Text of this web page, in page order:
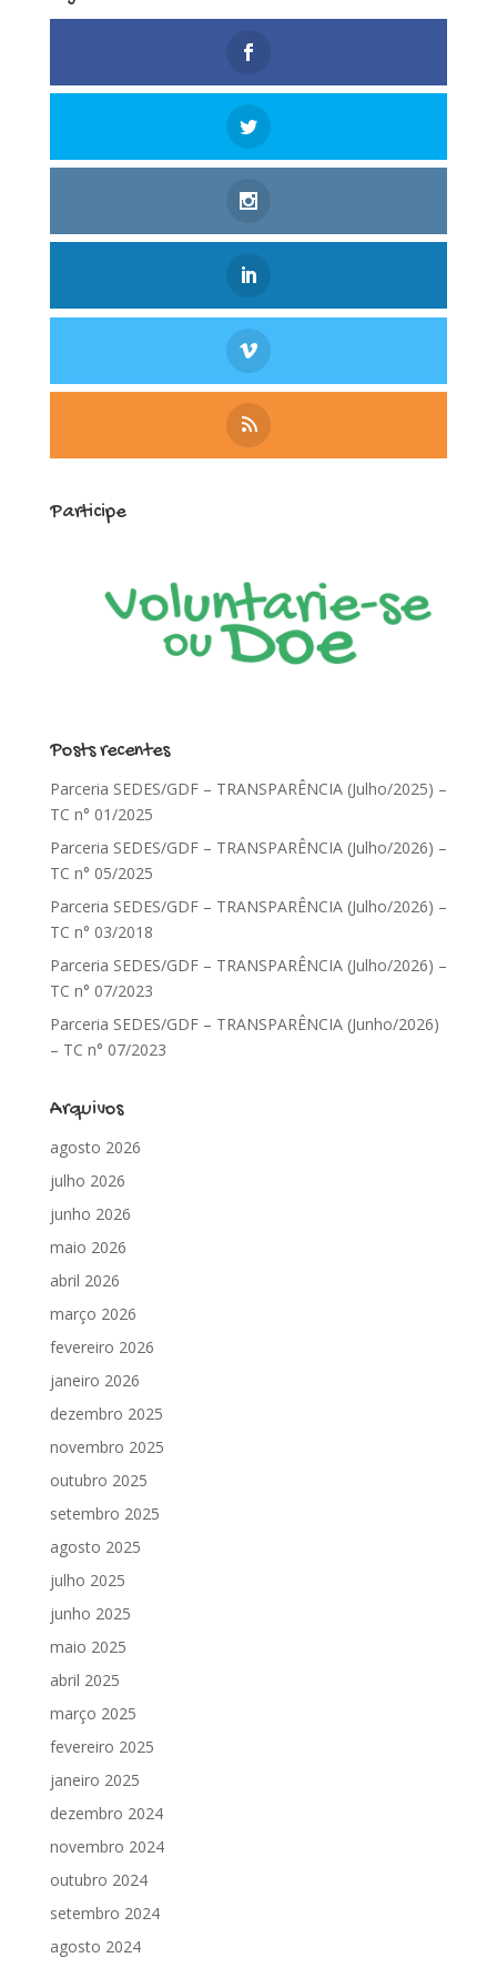
Participe
Posts recentes
Parceria SEDES/GDF – TRANSPARÊNCIA (Julho/2025) –
TC n° 01/2025
Parceria SEDES/GDF – TRANSPARÊNCIA (Julho/2026) –
TC n° 05/2025
Parceria SEDES/GDF – TRANSPARÊNCIA (Julho/2026) –
TC n° 03/2018
Parceria SEDES/GDF – TRANSPARÊNCIA (Julho/2026) –
TC n° 07/2023
Parceria SEDES/GDF – TRANSPARÊNCIA (Junho/2026)
– TC n° 07/2023
Arquivos
agosto 2026
julho 2026
junho 2026
maio 2026
abril 2026
março 2026
fevereiro 2026
janeiro 2026
dezembro 2025
novembro 2025
outubro 2025
setembro 2025
agosto 2025
julho 2025
junho 2025
maio 2025
abril 2025
março 2025
fevereiro 2025
janeiro 2025
dezembro 2024
novembro 2024
outubro 2024
setembro 2024
agosto 2024